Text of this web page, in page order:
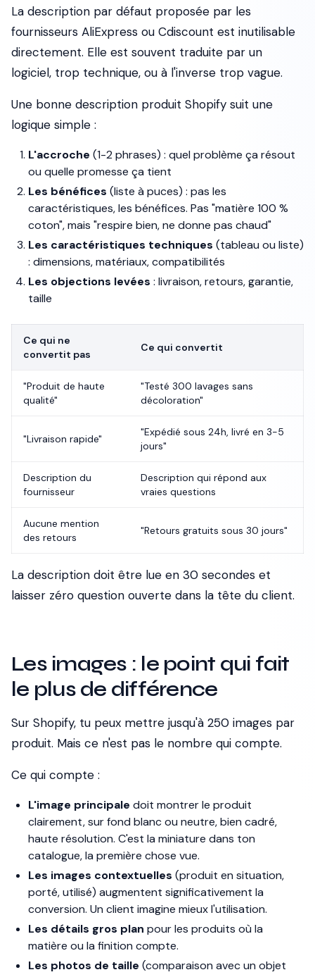
La description par défaut proposée par les
fournisseurs AliExpress ou Cdiscount est inutilisable
directement. Elle est souvent traduite par un
logiciel, trop technique, ou à l'inverse trop vague.
Une bonne description produit Shopify suit une
logique simple :
L'accroche (1-2 phrases) : quel problème ça résout
ou quelle promesse ça tient
Les bénéfices (liste à puces) : pas les
caractéristiques, les bénéfices. Pas "matière 100 %
coton", mais "respire bien, ne donne pas chaud"
Les caractéristiques techniques (tableau ou liste)
: dimensions, matériaux, compatibilités
Les objections levées : livraison, retours, garantie,
taille
Ce qui ne
convertit pas
Ce qui convertit
"Produit de haute
qualité"
"Testé 300 lavages sans
décoloration"
"Livraison rapide"
"Expédié sous 24h, livré en 3-5
jours"
Description du
fournisseur
Description qui répond aux
vraies questions
Aucune mention
des retours
"Retours gratuits sous 30 jours"
La description doit être lue en 30 secondes et
laisser zéro question ouverte dans la tête du client.
Les images : le point qui fait
le plus de différence
Sur Shopify, tu peux mettre jusqu'à 250 images par
produit. Mais ce n'est pas le nombre qui compte.
Ce qui compte :
L'image principale doit montrer le produit
clairement, sur fond blanc ou neutre, bien cadré,
haute résolution. C'est la miniature dans ton
catalogue, la première chose vue.
Les images contextuelles (produit en situation,
porté, utilisé) augmentent significativement la
conversion. Un client imagine mieux l'utilisation.
Les détails gros plan pour les produits où la
matière ou la finition compte.
Les photos de taille (comparaison avec un objet